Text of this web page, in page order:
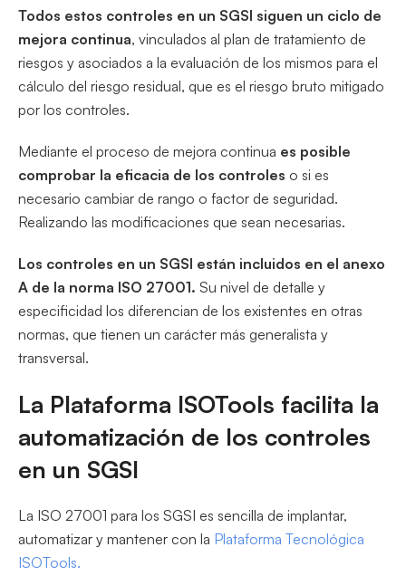
Todos estos controles en un SGSI siguen un ciclo de
mejora continua, vinculados al plan de tratamiento de
riesgos y asociados a la evaluación de los mismos para el
cálculo del riesgo residual, que es el riesgo bruto mitigado
por los controles.
Mediante el proceso de mejora continua es posible
comprobar la eficacia de los controles o si es
necesario cambiar de rango o factor de seguridad.
Realizando las modificaciones que sean necesarias.
Los controles en un SGSI están incluidos en el anexo
A de la norma ISO 27001. Su nivel de detalle y
especificidad los diferencian de los existentes en otras
normas, que tienen un carácter más generalista y
transversal.
La Plataforma ISOTools facilita la
automatización de los controles
en un SGSI
La ISO 27001 para los SGSI es sencilla de implantar,
automatizar y mantener con la Plataforma Tecnológica
ISOTools.